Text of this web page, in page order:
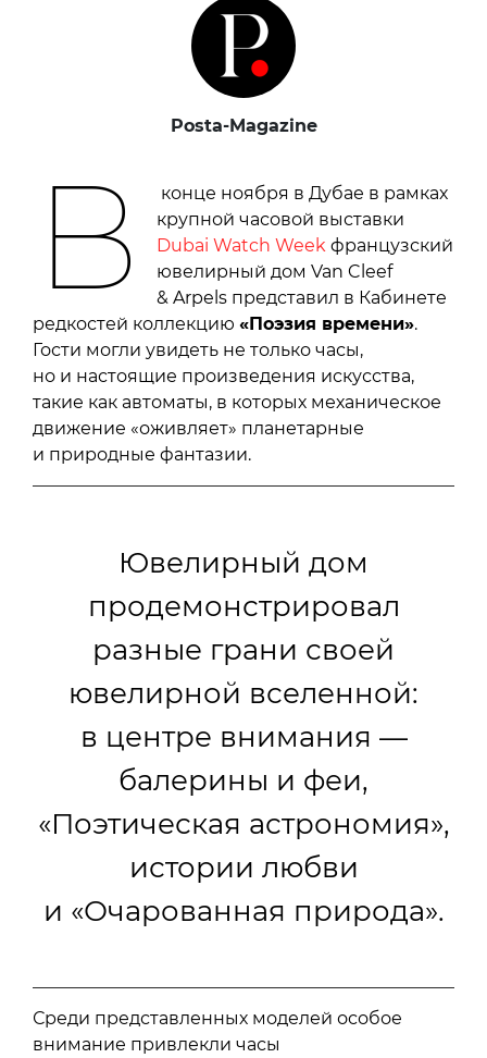
Posta-Magazine
В
конце ноября в Дубае в рамках
крупной часовой выставки
Dubai Watch Week французский
ювелирный дом Van Cleef
& Arpels представил в Кабинете
редкостей коллекцию «Поэзия времени».
Гости могли увидеть не только часы,
но и настоящие произведения искусства,
такие как автоматы, в которых механическое
движение «оживляет» планетарные
и природные фантазии.
Ювелирный дом
продемонстрировал
разные грани своей
ювелирной вселенной:
в центре внимания —
балерины и феи,
«Поэтическая астрономия»,
истории любви
и «Очарованная природа».
Среди представленных моделей особое
внимание привлекли часы